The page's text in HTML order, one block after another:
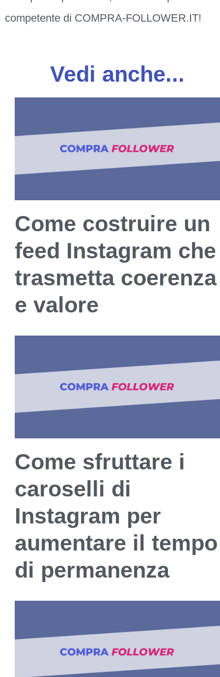
competente di COMPRA-FOLLOWER.IT!
Vedi anche...
Come costruire un
feed Instagram che
trasmetta coerenza
e valore
Come sfruttare i
caroselli di
Instagram per
aumentare il tempo
di permanenza